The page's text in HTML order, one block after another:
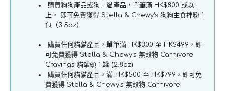
鵝
配
方
狗
糧
數
量
購買狗狗產品或狗＋貓產品，單筆滿 HK$800 或以
上， 即可免費獲得 Stella & Chewy's 狗狗主食拌粉 1
包（3.5oz）
購買任何貓貓產品，單筆滿 HK$300 至 HK$499，即
可免費獲得 Stella & Chewy's 無穀物 Carnivore
Cravings 貓罐頭 1 罐 (2.8oz)
購買任何貓貓產品，滿 HK$500 至 HK$799，即可免
費獲得 Stella & Chewy's 無穀物 Carnivore